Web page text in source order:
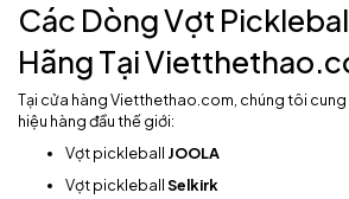
Các Dòng Vợt
Hãng Tại
Tại cửa hàng Vietthethao.com, chúng tôi
hiệu hàng đầu thế giới:
Vợt pickleball JOOLA
Vợt pickleballSelkirk